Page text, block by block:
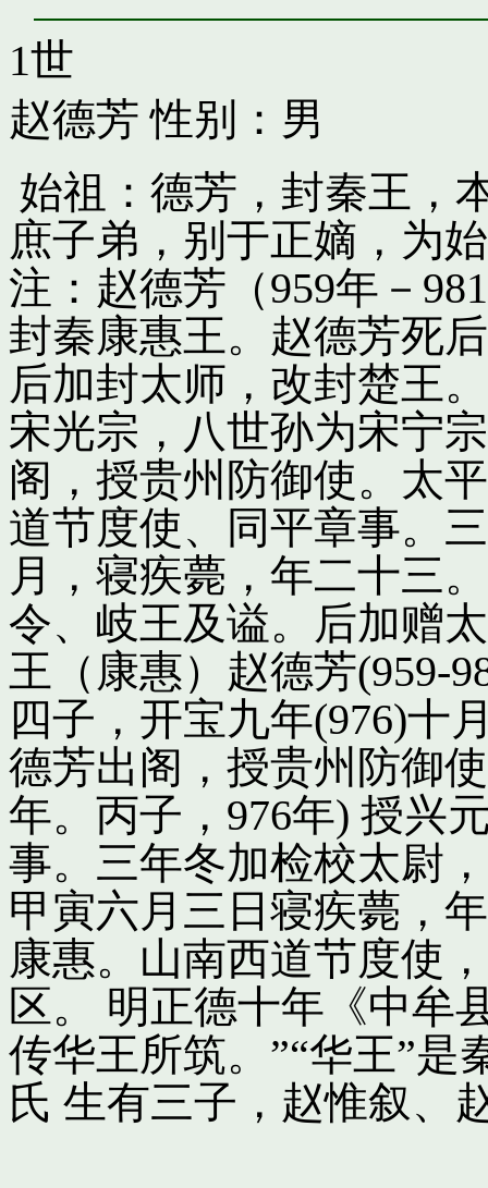
1世
赵德芳 性别：男
始祖：德芳，封秦王，
庶子弟，别于正嫡，为
注：赵德芳（959年－
封秦康惠王。赵德芳死
后加封太师，改封楚王
宋光宗，八世孙为宋宁
阁，授贵州防御使。太
道节度使、同平章事。
月，寝疾薨，年二十三
令、岐王及谥。后加赠
王（康惠）赵德芳(959-
四子，开宝九年(976)十
德芳出阁，授贵州防御
年。丙子，976年) 授兴
事。三年冬加检校太尉
甲寅六月三日寝疾薨，
康惠。山南西道节度使
区。 明正德十年《中牟
传华王所筑。”“华王”是
氏 生有三子，赵惟叙、